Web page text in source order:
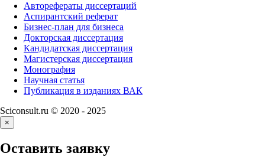
Авторефераты диссертаций
Аспирантский реферат
Бизнес-план для бизнеса
Докторская диссертация
Кандидатская диссертация
Магистерская диссертация
Монография
Научная статья
Публикация в изданиях ВАК
Sciconsult.ru © 2020 - 2025
×
Оставить заявку